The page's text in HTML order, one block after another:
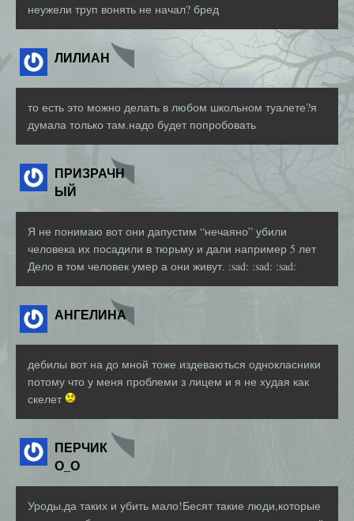
неужели труп вонять не начал? бред
ЛИЛИАН
то есть это можно делать в любом школьном туалете?я
думала только там.надо будет попробовать
ПРИЗРАЧН
ЫЙ
Я не понимаю вот они дапустим “нечаяно” убили
человека их посадили в тюрьму и дали например 5 лет
Дело в том человек умер а они живут. :sad: :sad: :sad:
АНГЕЛИНА
дебилы вот на до мной тоже издеваються однокласники
потому что у меня проблеми з лицем и я не худая как
скелет
ПЕРЧИК
О_О
Уроды,да таких и убить мало!Бесят такие люди,которые